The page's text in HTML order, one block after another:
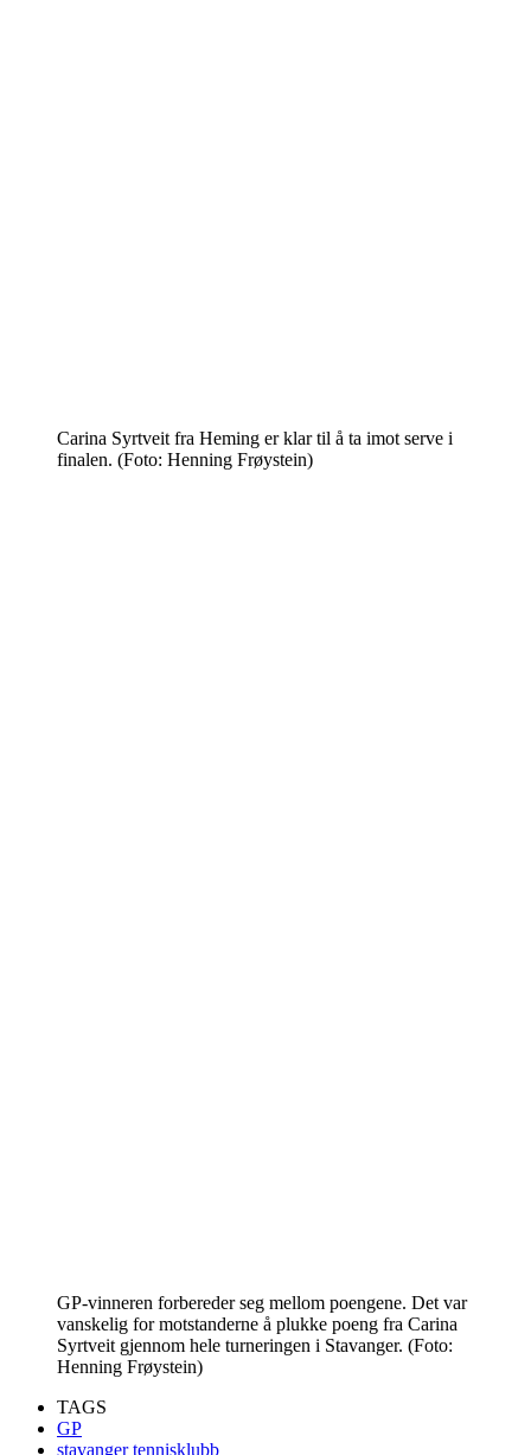
Carina Syrtveit fra Heming er klar til å ta imot serve i
finalen. (Foto: Henning Frøystein)
GP-vinneren forbereder seg mellom poengene. Det var
vanskelig for motstanderne å plukke poeng fra Carina
Syrtveit gjennom hele turneringen i Stavanger. (Foto:
Henning Frøystein)
TAGS
GP
stavanger tennisklubb